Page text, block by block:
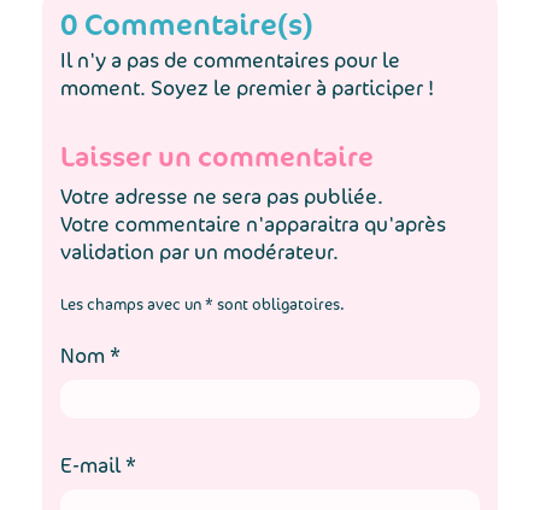
0 Commentaire(s)
Il n'y a pas de commentaires pour le
moment. Soyez le premier à participer !
Laisser un commentaire
Votre adresse ne sera pas publiée.
Votre commentaire n'apparaitra qu'après
validation par un modérateur.
Les champs avec un * sont obligatoires.
Nom *
E-mail*